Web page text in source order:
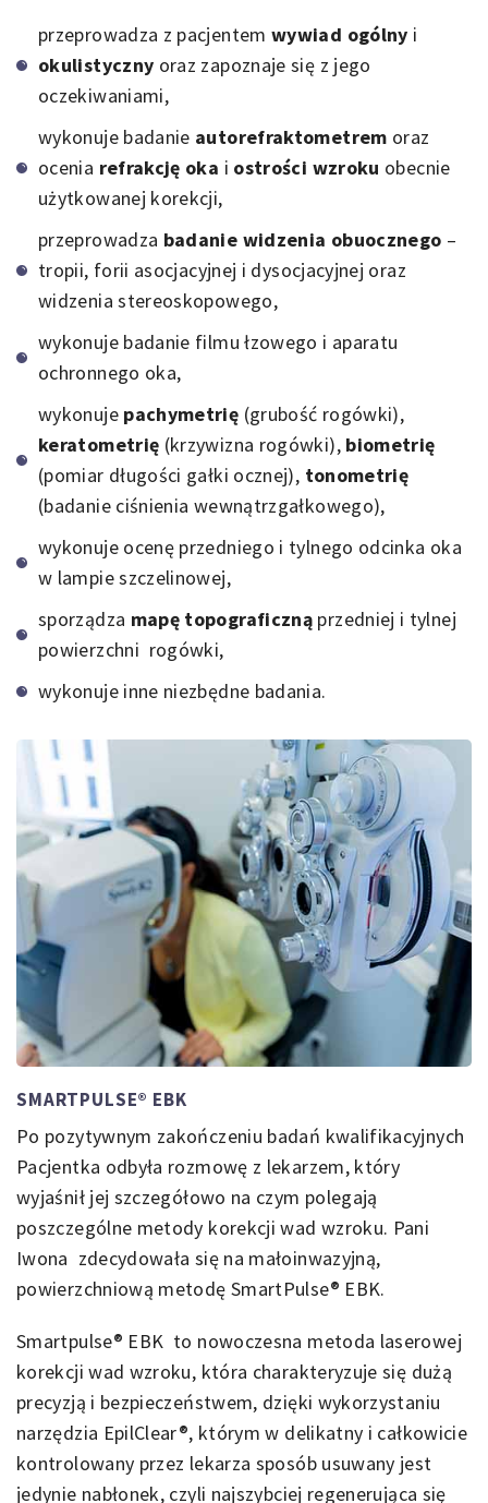
przeprowadza z pacjentem wywiad ogólny i
okulistyczny oraz zapoznaje się z jego
oczekiwaniami,
wykonuje badanie autorefraktometrem oraz
ocenia refrakcję oka i ostrości wzroku obecnie
użytkowanej korekcji,
przeprowadza badanie widzenia obuocznego –
tropii, forii asocjacyjnej i dysocjacyjnej oraz
widzenia stereoskopowego,
wykonuje badanie filmu łzowego i aparatu
ochronnego oka,
wykonuje pachymetrię (grubość rogówki),
keratometrię (krzywizna rogówki), biometrię
(pomiar długości gałki ocznej), tonometrię
(badanie ciśnienia wewnątrzgałkowego),
wykonuje ocenę przedniego i tylnego odcinka oka
w lampie szczelinowej,
sporządza mapę topograficzną przedniej i tylnej
powierzchni rogówki,
wykonuje inne niezbędne badania.
SMARTPULSE® EBK
Po pozytywnym zakończeniu badań kwalifikacyjnych
Pacjentka odbyła rozmowę z lekarzem, który
wyjaśnił jej szczegółowo na czym polegają
poszczególne metody korekcji wad wzroku. Pani
Iwona zdecydowała się na małoinwazyjną,
powierzchniową metodę SmartPulse® EBK.
Smartpulse® EBK to nowoczesna metoda laserowej
korekcji wad wzroku, która charakteryzuje się dużą
precyzją i bezpieczeństwem, dzięki wykorzystaniu
narzędzia EpilClear®, którym w delikatny i całkowicie
kontrolowany przez lekarza sposób usuwany jest
jedynie nabłonek, czyli najszybciej regenerująca się